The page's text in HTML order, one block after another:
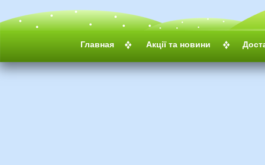
Главная Акції та новини